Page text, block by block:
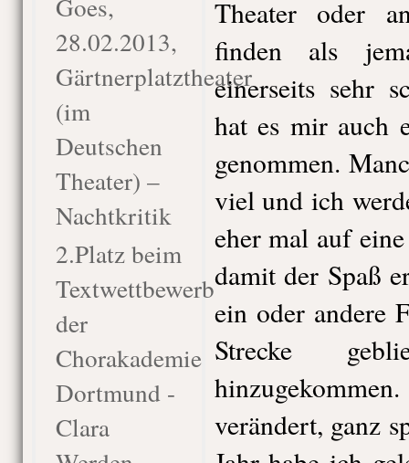
Goes,
28.02.2013,
Gärtnerplatztheater
(im
Deutschen
Theater) –
Nachtkritik
2.Platz beim
Textwettbewerb
der
Chorakademie
Dortmund -
Clara
Theater oder
finden als
einerseits sehr
hat es mir auch
genommen.
viel und ich
eher mal auf
damit der Spaß
ein oder andere
Strecke
verändert, ganz